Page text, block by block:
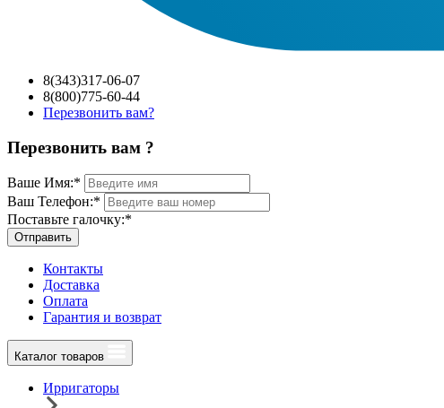
8(343)317-06-07
8(800)775-60-44
Перезвонить вам?
Перезвонить вам ?
Ваше Имя:*
Ваш Телефон:*
Поставьте галочку:*
Отправить
Контакты
Доставка
Оплата
Гарантия и возврат
Каталог товаров
Ирригаторы